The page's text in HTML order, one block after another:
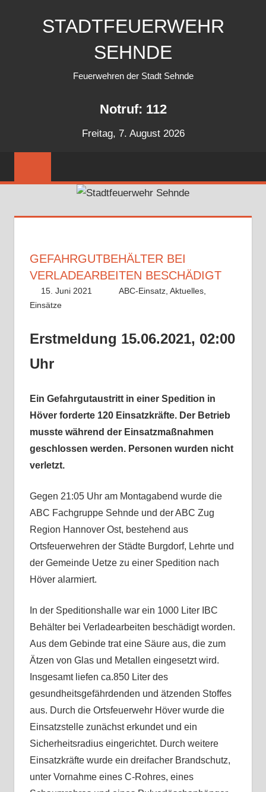
STADTFEUERWEHR
SEHNDE
Feuerwehren der Stadt Sehnde
Notruf: 112
Freitag, 7. August 2026
GEFAHRGUTBEHÄLTER BEI
VERLADEARBEITEN BESCHÄDIGT
15. Juni 2021 Benedikt Nolle
ABC-Einsatz, Aktuelles,
Einsätze
Erstmeldung 15.06.2021, 02:00
Uhr
Ein Gefahrgutaustritt in einer Spedition in
Höver forderte 120 Einsatzkräfte. Der Betrieb
musste während der Einsatzmaßnahmen
geschlossen werden. Personen wurden nicht
verletzt.
Gegen 21:05 Uhr am Montagabend wurde die
ABC Fachgruppe Sehnde und der ABC Zug
Region Hannover Ost, bestehend aus
Ortsfeuerwehren der Städte Burgdorf, Lehrte und
der Gemeinde Uetze zu einer Spedition nach
Höver alarmiert.
In der Speditionshalle war ein 1000 Liter IBC
Behälter bei Verladearbeiten beschädigt worden.
Aus dem Gebinde trat eine Säure aus, die zum
Ätzen von Glas und Metallen eingesetzt wird.
Insgesamt liefen ca.850 Liter des
gesundheitsgefährdenden und ätzenden Stoffes
aus. Durch die Ortsfeuerwehr Höver wurde die
Einsatzstelle zunächst erkundet und ein
Sicherheitsradius eingerichtet. Durch weitere
Einsatzkräfte wurde ein dreifacher Brandschutz,
unter Vornahme eines C-Rohres, eines